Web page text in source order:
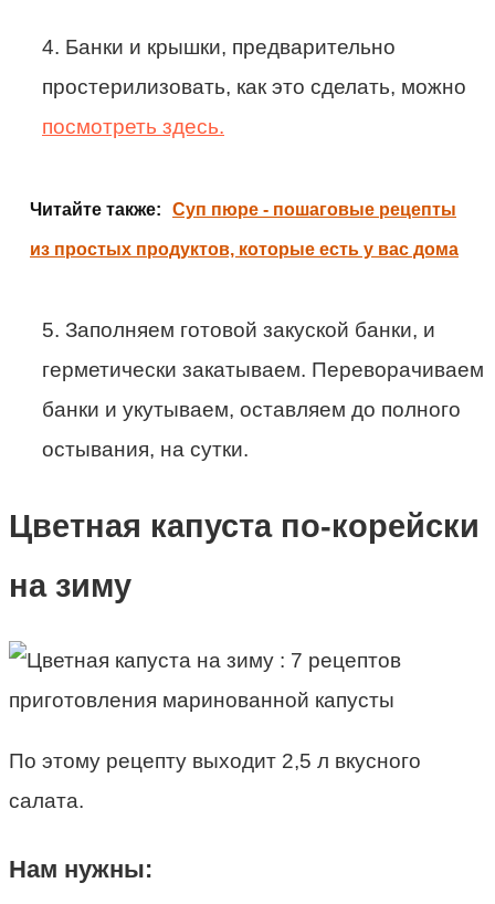
4. Банки и крышки, предварительно
простерилизовать, как это сделать, можно
посмотреть здесь.
Читайте также: Суп пюре - пошаговые рецепты
из простых продуктов, которые есть у вас дома
5. Заполняем готовой закуской банки, и
герметически закатываем. Переворачиваем
банки и укутываем, оставляем до полного
остывания, на сутки.
Цветная капуста по-корейски
на зиму
По этому рецепту выходит 2,5 л вкусного
салата.
Нам нужны: